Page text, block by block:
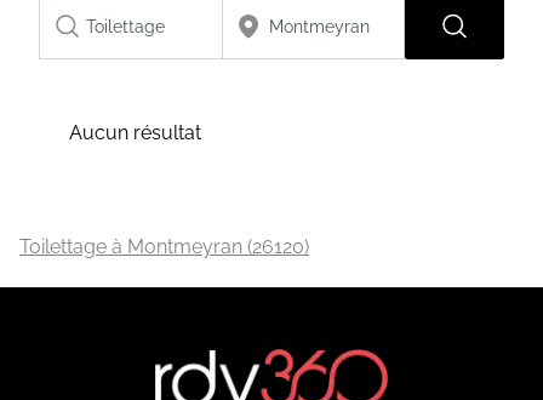
Aucun résultat
Toilettage à Montmeyran (26120)